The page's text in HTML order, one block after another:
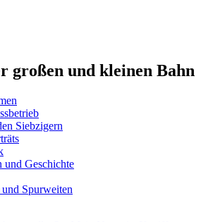
großen und kleinen Bahn
Siebzigern
und Geschichte
Spurweiten